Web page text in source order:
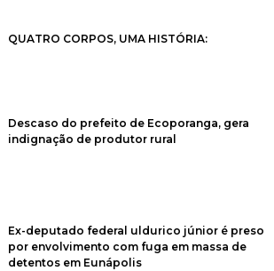
QUATRO CORPOS, UMA HISTÓRIA:
Descaso do prefeito de Ecoporanga, gera
indignação de produtor rural
Ex-deputado federal uldurico júnior é preso
por envolvimento com fuga em massa de
detentos em Eunápolis